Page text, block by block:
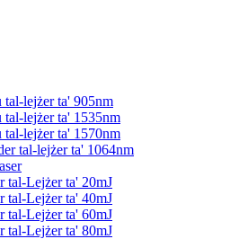
tal-lejżer ta' 905nm
tal-lejżer ta' 1535nm
tal-lejżer ta' 1570nm
tal-lejżer ta' 1064nm
tal-Lejżer ta' 20mJ
tal-Lejżer ta' 40mJ
tal-Lejżer ta' 60mJ
tal-Lejżer ta' 80mJ